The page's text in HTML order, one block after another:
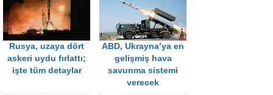
Rusya, uzaya dört
askeri uydu fırlattı;
işte tüm detaylar
ABD, Ukrayna’ya en
gelişmiş hava
savunma sistemi
verecek